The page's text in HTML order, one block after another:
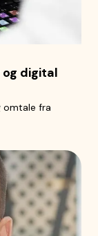
og digital
omtale fra